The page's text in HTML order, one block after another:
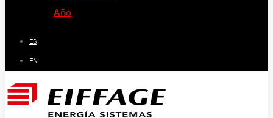
Año
ES
EN